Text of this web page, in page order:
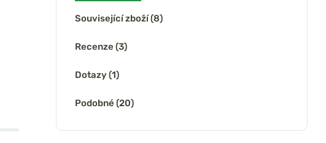
275 Kč
Související zboží (8)
Recenze (3)
Dotazy (1)
Podobné (20)